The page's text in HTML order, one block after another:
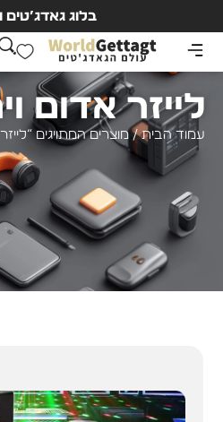
בלוג גאדג’טים
לייזר אדום
עמוד הבית/ מוצרים המתויגים